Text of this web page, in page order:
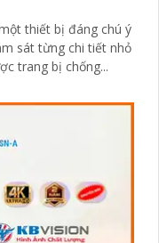
thiết bị đáng chú ý
sát từng chi tiết nhỏ
còn được trang bị chống...